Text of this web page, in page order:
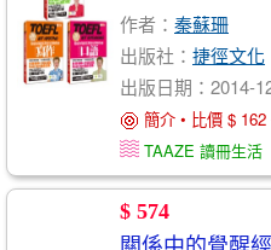
作者： 秦蘇珊
出版社： 捷徑文化
出版日期：2014-
簡介 • 比價 $
TAAZE 讀冊生活
$ 574